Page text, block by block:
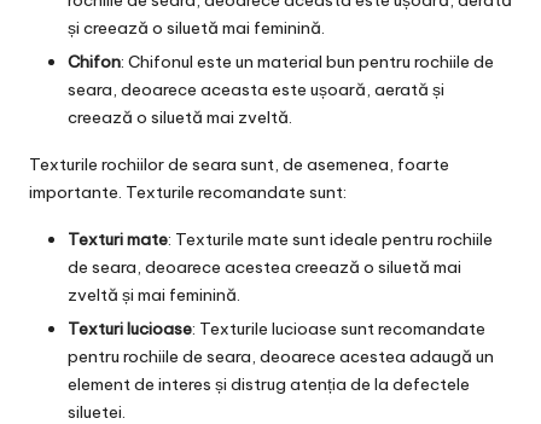
și creează o siluetă mai feminină.
Chifon: Chifonul este un material bun pentru rochiile de
seara, deoarece aceasta este ușoară, aerată și
creează o siluetă mai zveltă.
Texturile rochiilor de seara sunt, de asemenea, foarte
importante. Texturile recomandate sunt:
Texturi mate: Texturile mate sunt ideale pentru rochiile
de seara, deoarece acestea creează o siluetă mai
zveltă și mai feminină.
Texturi lucioase: Texturile lucioase sunt recomandate
pentru rochiile de seara, deoarece acestea adaugă un
element de interes și distrug atenția de la defectele
siluetei.